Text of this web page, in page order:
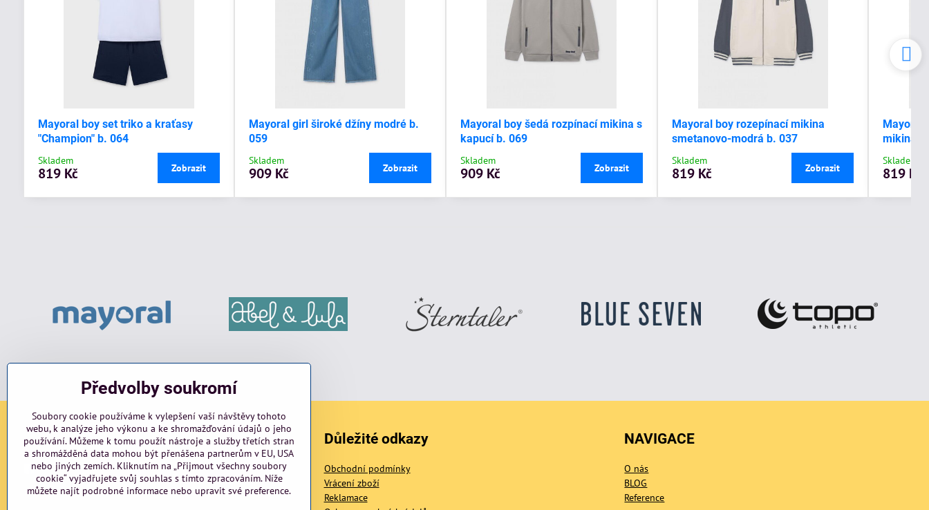
Mayoral boy set triko a kraťasy
"Champion" b. 064
Skladem
819 Kč Zobrazit
Mayoral girl široké džíny modré b.
059
Skladem
909 Kč Zobrazit
Mayoral boy šedá rozpínací mikina s
kapucí b. 069
Skladem
909 Kč Zobrazit
Mayoral boy rozepínací mikina
smetanovo-modrá b. 037
Skladem
819 Kč Zobrazit
Mayoral
mikina s
Skladem
819 Kč
Sociální sítě
Facebook Instagram blog
Důležité odkazy
Obchodní podmínky
Vrácení zboží
Reklamace
NAVIGACE
O nás
BLOG
Reference
Předvolby soukromí
Soubory cookie používáme k vylepšení vaší návštěvy tohoto
webu, k analýze jeho výkonu a ke shromažďování údajů o jeho
používání. Můžeme k tomu použít nástroje a služby třetích stran
a shromážděná data mohou být přenášena partnerům v EU, USA
nebo jiných zemích. Kliknutím na „Přijmout všechny soubory
cookie“ vyjadřujete svůj souhlas s tímto zpracováním. Níže
můžete najít podrobné informace nebo upravit své preference.